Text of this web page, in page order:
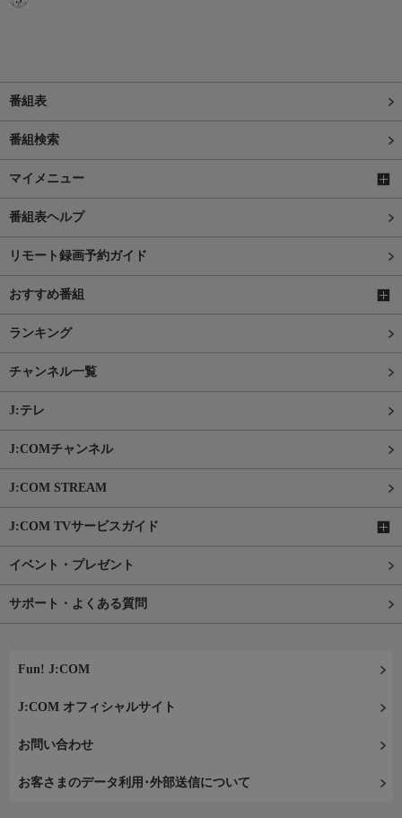
番組表
番組検索
マイメニュー
番組表ヘルプ
リモート録画予約ガイド
おすすめ番組
ランキング
チャンネル一覧
J:テレ
J:COMチャンネル
J:COM STREAM
J:COM TVサービスガイド
イベント・プレゼント
サポート・よくある質問
Fun! J:COM
J:COM オフィシャルサイト
お問い合わせ
お客さまのデータ利用･外部送信について